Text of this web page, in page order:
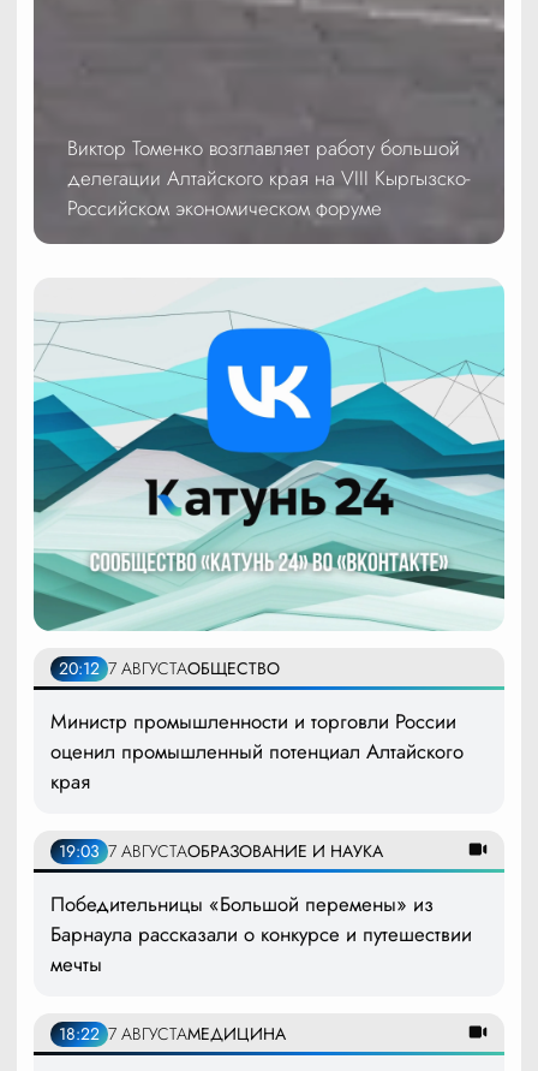
Виктор Томенко возглавляет работу большой
делегации Алтайского края на VIII Кыргызско-
Российском экономическом форуме
20:12 7 АВГУСТАОБЩЕСТВО
Министр промышленности и торговли России
оценил промышленный потенциал Алтайского
края
19:03 7 АВГУСТАОБРАЗОВАНИЕ И НАУКА
Победительницы «Большой перемены» из
Барнаула рассказали о конкурсе и путешествии
мечты
18:22 7 АВГУСТАМЕДИЦИНА